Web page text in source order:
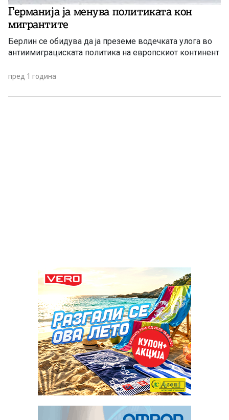
Германија ја менува политиката кон
мигрантите
Берлин се обидува да ја преземе водечката улога во
антиимиграциската политика на европскиот континент
пред 1 година